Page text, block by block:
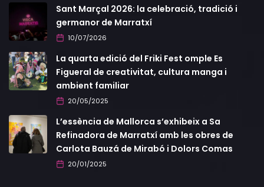
Sant Marçal 2026: la celebració, tradició i
germanor de Marratxí
10/07/2026
La quarta edició del Friki Fest omple Es
Figueral de creativitat, cultura manga i
ambient familiar
20/05/2025
L’essència de Mallorca s’exhibeix a Sa
Refinadora de Marratxí amb les obres de
Carlota Bauzá de Mirabó i Dolors Comas
20/01/2025